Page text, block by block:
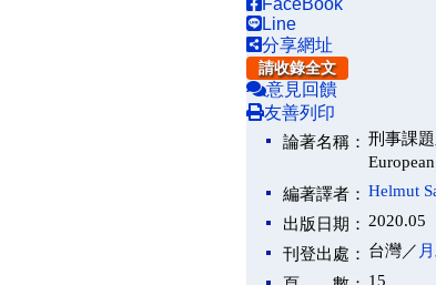
FaceBook
Line
分享網址
請收錄全文
意見回饋
友善列印
論著名稱： 刑事課
European
編著譯者： Helmut
出版日期： 2020.05
刊登出處： 台灣／
15